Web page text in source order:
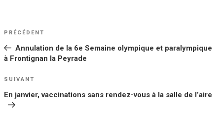
NAVIGATION
DE
L’ARTICLE
Article
PRÉCÉDENT
Annulation de la 6e Semaine olympique et paralympique
à Frontignan la Peyrade
Article
SUIVANT
En janvier, vaccinations sans rendez-vous à la salle de l’aire